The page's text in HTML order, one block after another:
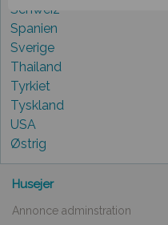
Schweiz
Spanien
Sverige
Thailand
Tyrkiet
Tyskland
USA
Østrig
Husejer
Annonce adminstration